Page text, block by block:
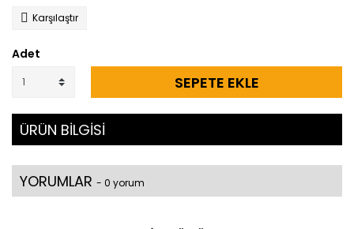
Karşılaştır
Adet
SEPETE EKLE
ÜRÜN BİLGİSİ
YORUMLAR - 0 yorum